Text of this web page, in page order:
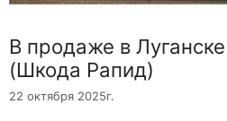
В продаже в
(Шкода Рапид)
22 октября 2025г.